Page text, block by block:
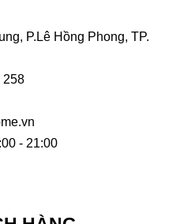
P.Lê Hồng Phong, TP.
258
- 21:00